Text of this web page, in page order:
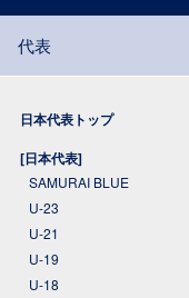
代表
日本代表トップ
[日本代表]
SAMURAI BLUE
U-23
U-21
U-19
U-18